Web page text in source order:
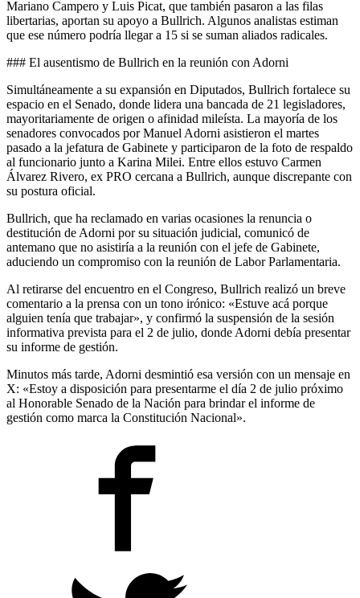
Mariano Campero y Luis Picat, que también pasaron a las filas
libertarias, aportan su apoyo a Bullrich. Algunos analistas estiman
que ese número podría llegar a 15 si se suman aliados radicales.
### El ausentismo de Bullrich en la reunión con Adorni
Simultáneamente a su expansión en Diputados, Bullrich fortalece su
espacio en el Senado, donde lidera una bancada de 21 legisladores,
mayoritariamente de origen o afinidad mileísta. La mayoría de los
senadores convocados por Manuel Adorni asistieron el martes
pasado a la jefatura de Gabinete y participaron de la foto de respaldo
al funcionario junto a Karina Milei. Entre ellos estuvo Carmen
Álvarez Rivero, ex PRO cercana a Bullrich, aunque discrepante con
su postura oficial.
Bullrich, que ha reclamado en varias ocasiones la renuncia o
destitución de Adorni por su situación judicial, comunicó de
antemano que no asistiría a la reunión con el jefe de Gabinete,
aduciendo un compromiso con la reunión de Labor Parlamentaria.
Al retirarse del encuentro en el Congreso, Bullrich realizó un breve
comentario a la prensa con un tono irónico: «Estuve acá porque
alguien tenía que trabajar», y confirmó la suspensión de la sesión
informativa prevista para el 2 de julio, donde Adorni debía presentar
su informe de gestión.
Minutos más tarde, Adorni desmintió esa versión con un mensaje en
X: «Estoy a disposición para presentarme el día 2 de julio próximo
al Honorable Senado de la Nación para brindar el informe de
gestión como marca la Constitución Nacional».